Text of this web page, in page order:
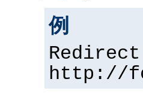
例
http://